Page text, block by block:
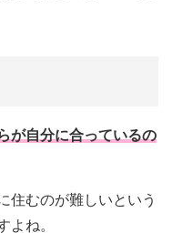
が自分に合っているの
住むのが難しいという
よね。